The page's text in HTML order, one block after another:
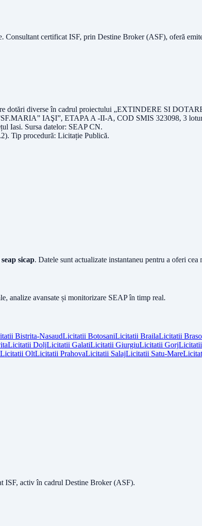
Consultant certificat ISF, prin Destine Broker (ASF), oferă
dotări diverse în cadrul proiectului „EXTINDERE SI
IAŞI”, ETAPA A -II-A, COD SMIS 323098, 3
Iasi. Sursa datelor: SEAP CN.
. Tip procedură: Licitație Publică.
seap sicap. Datele sunt actualizate instantaneu pentru a oferi
analize avansate și monitorizare SEAP în timp real.
Bistrita-NasaudLicitatii BotosaniLicitatii BrailaLicitatii
Licitatii DoljLicitatii GalatiLicitatii GiurgiuLicitatii GorjLicitatii
Licitatii OltLicitatii PrahovaLicitatii SalajLicitatii Satu-Mare
ISF, activ în cadrul Destine Broker (ASF).